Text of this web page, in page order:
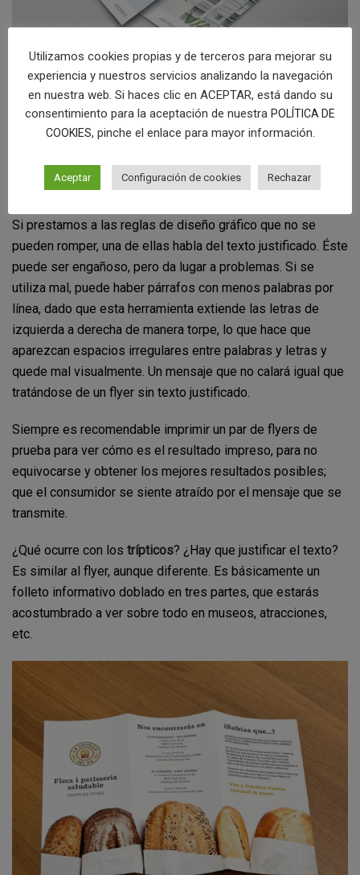
By factoryfy
se convierta en cliente. Por lo que, es muy importante no
cometer ningún error en el diseño.
Si prestamos a las reglas de diseño gráfico que no se
pueden romper, una de ellas habla del texto justificado. Éste
puede ser engañoso, pero da lugar a problemas. Si se
utiliza mal, puede haber párrafos con menos palabras por
línea, dado que esta herramienta extiende las letras de
izquierda a derecha de manera torpe, lo que hace que
aparezcan espacios irregulares entre palabras y letras y
quede mal visualmente. Un mensaje que no calará igual que
tratándose de un flyer sin texto justificado.
Siempre es recomendable imprimir un par de flyers de
prueba para ver cómo es el resultado impreso, para no
equivocarse y obtener los mejores resultados posibles;
que el consumidor se siente atraído por el mensaje que se
transmite.
¿Qué ocurre con los trípticos? ¿Hay que justificar el texto?
Es similar al flyer, aunque diferente. Es básicamente un
folleto informativo doblado en tres partes, que estarás
acostumbrado a ver sobre todo en museos, atracciones,
etc.
Utilizamos cookies propias y de terceros para mejorar su
experiencia y nuestros servicios analizando la navegación
en nuestra web. Si haces clic en ACEPTAR, está dando su
consentimiento para la aceptación de nuestra POLÍTICA DE
COOKIES, pinche el enlace para mayor información.
Aceptar Configuración de cookies Rechazar